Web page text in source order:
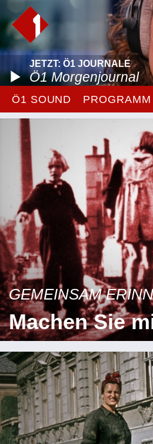
JETZT: Ö1 JOURNALE
Ö1 Morgenjournal
Ö1 SOUND PROGRAMM
GEMEINSAM
Machen Sie